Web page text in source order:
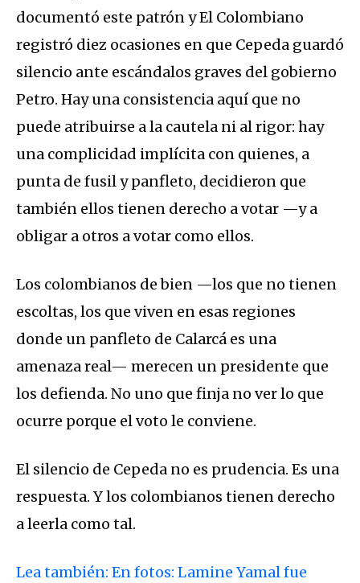
documentó este patrón y El Colombiano
registró diez ocasiones en que Cepeda guardó
silencio ante escándalos graves del gobierno
Petro. Hay una consistencia aquí que no
puede atribuirse a la cautela ni al rigor: hay
una complicidad implícita con quienes, a
punta de fusil y panfleto, decidieron que
también ellos tienen derecho a votar —y a
obligar a otros a votar como ellos.
Los colombianos de bien —los que no tienen
escoltas, los que viven en esas regiones
donde un panfleto de Calarcá es una
amenaza real— merecen un presidente que
los defienda. No uno que finja no ver lo que
ocurre porque el voto le conviene.
El silencio de Cepeda no es prudencia. Es una
respuesta. Y los colombianos tienen derecho
a leerla como tal.
Lea también: En fotos: Lamine Yamal fue